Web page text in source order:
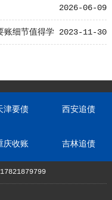
2026-06-09
2023-11-30
账细节值得学
津要债 西安追债
庆收账 吉林追债